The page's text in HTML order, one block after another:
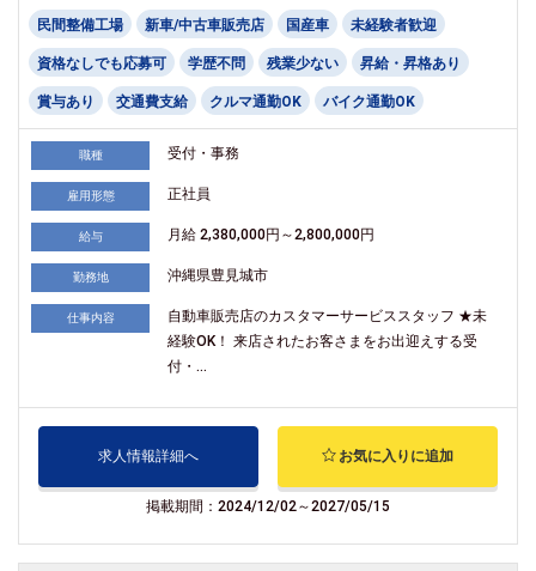
民間整備工場 新車/中古車販売店 国産車 未経験者歓迎
資格なしでも応募可 学歴不問 残業少ない 昇給・昇格あり
賞与あり 交通費支給 クルマ通勤OK バイク通勤OK
職種 受付・事務
雇用形態 正社員
給与 月給 2,380,000円～2,800,000円
勤務地 沖縄県豊見城市
仕事内容
自動車販売店のカスタマーサービススタッフ ★未
経験OK！ 来店されたお客さまをお出迎えする受
付・...
求人情報詳細へ お気に入りに追加
掲載期間：2024/12/02～2027/05/15